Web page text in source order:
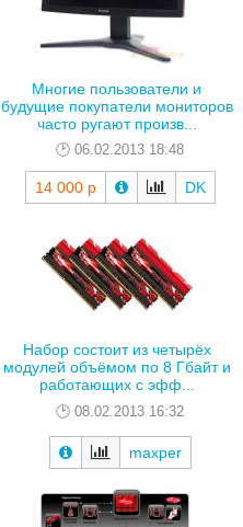
Многие пользователи и
будущие покупатели мониторов
часто ругают произв...
06.02.2013 18:48
14 000 р DK
Набор состоит из четырёх
модулей объёмом по 8 Гбайт и
работающих с эфф...
08.02.2013 16:32
maxper